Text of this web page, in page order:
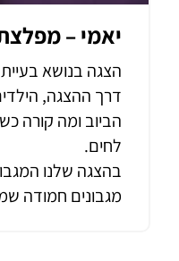
יאמי –
הצגה בנושא
דרך ההצגה,
הביוב ומה קורה
לחים.
בהצגה שלנו
מגבונים חמודה